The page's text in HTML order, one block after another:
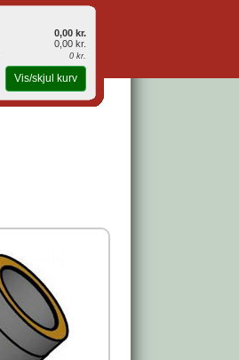
0,00 kr.
0,00 kr.
0 kr.
Vis/skjul kurv